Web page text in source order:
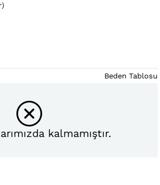
kalmamıştır.
Beden Tablosu